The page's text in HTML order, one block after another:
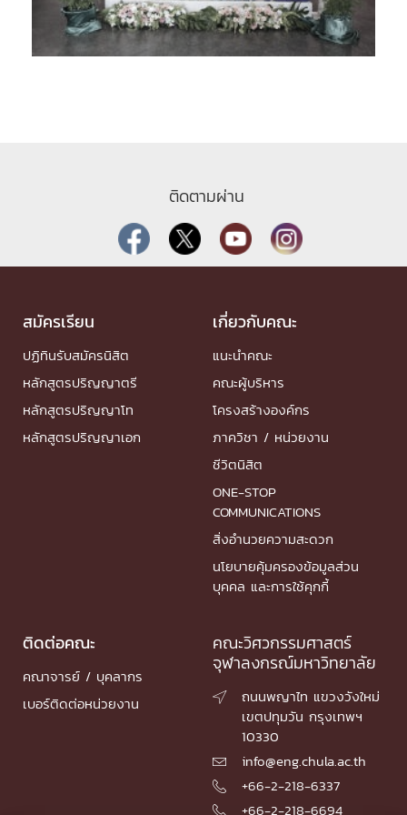
ติดตามผ่าน
สมัครเรียน
ปฏิทินรับสมัครนิสิต
หลักสูตรปริญญาตรี
หลักสูตรปริญญาโท
หลักสูตรปริญญาเอก
เกี่ยวกับคณะ
แนะนำคณะ
คณะผู้บริหาร
โครงสร้างองค์กร
ภาควิชา / หน่วยงาน
ชีวิตนิสิต
ONE-STOP
COMMUNICATIONS
สิ่งอำนวยความสะดวก
นโยบายคุ้มครองข้อมูลส่วน
บุคคล และการใช้คุกกี้
ติดต่อคณะ
คณาจารย์ / บุคลากร
เบอร์ติดต่อหน่วยงาน
คณะวิศวกรรมศาสตร์
จุฬาลงกรณ์มหาวิทยาลัย

ถนนพญาไท แขวงวังใหม่
เขตปทุมวัน กรุงเทพฯ
10330
 info@eng.chula.ac.th
 +66-2-218-6337
 +66-2-218-6694